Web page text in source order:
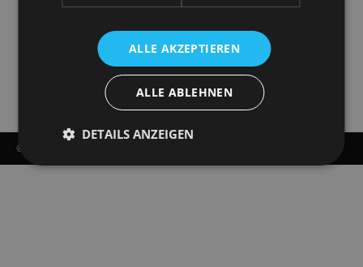
© COPYRIGHT - STAATSOPERETTE DRESDEN 2026
ALLE AKZEPTIEREN
ALLE ABLEHNEN
DETAILS ANZEIGEN